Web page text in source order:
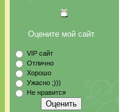
Оцените мой сайт
VIP сайт
Отлично
Хорошо
Ужасно ;)))
Не нравится